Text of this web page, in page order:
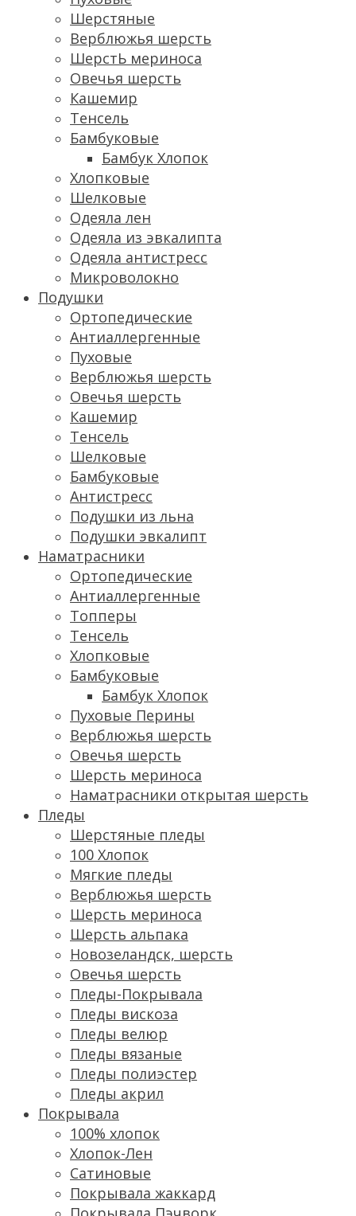
Шерстяные
Верблюжья шерсть
ШерстЬ мериноса
Овечья шерсть
Кашемир
Тенсель
Бамбуковые
Бамбук Хлопок
Хлопковые
Шелковые
Одеяла лен
Одеяла из эвкалипта
Одеяла антистресс
Микроволокно
Подушки
Ортопедические
Антиаллергенные
Пуховые
Верблюжья шерсть
Овечья шерсть
Кашемир
Тенсель
Шелковые
Бамбуковые
Антистресс
Подушки из льна
Подушки эвкалипт
Наматрасники
Ортопедические
Антиаллергенные
Топперы
Тенсель
Хлопковые
Бамбуковые
Бамбук Хлопок
Пуховые Перины
Верблюжья шерсть
Овечья шерсть
Шерсть мериноса
Наматрасники открытая шерсть
Пледы
Шерстяные пледы
100 Хлопок
Мягкие пледы
Верблюжья шерсть
Шерсть мериноса
Шерсть альпака
Новозеландск, шерсть
Овечья шерсть
Пледы-Покрывала
Пледы вискоза
Пледы велюр
Пледы вязаные
Пледы полиэстер
Пледы акрил
Покрывала
100% хлопок
Хлопок-Лен
Сатиновые
Покрывала жаккард